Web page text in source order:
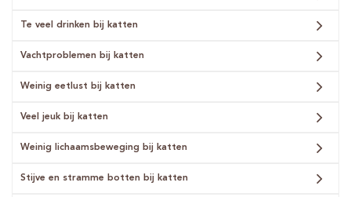
Te veel drinken bij katten
Vachtproblemen bij katten
Weinig eetlust bij katten
Veel jeuk bij katten
Weinig lichaamsbeweging bij katten
Stijve en stramme botten bij katten